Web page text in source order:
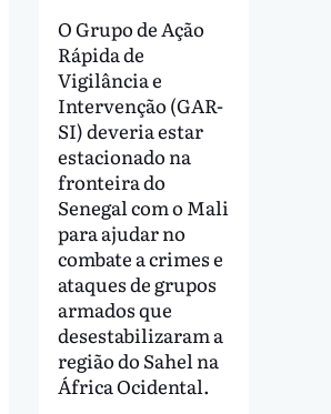
O Grupo de Ação
Rápida de
Vigilância e
Intervenção (GAR-
SI) deveria estar
estacionado na
fronteira do
Senegal com o Mali
para ajudar no
combate a crimes e
ataques de grupos
armados que
desestabilizaram a
região do Sahel na
África Ocidental.